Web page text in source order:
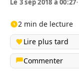
Le 3 sep 2018 à 00:27•
2 min de lecture
Lire plus tard
Commenter